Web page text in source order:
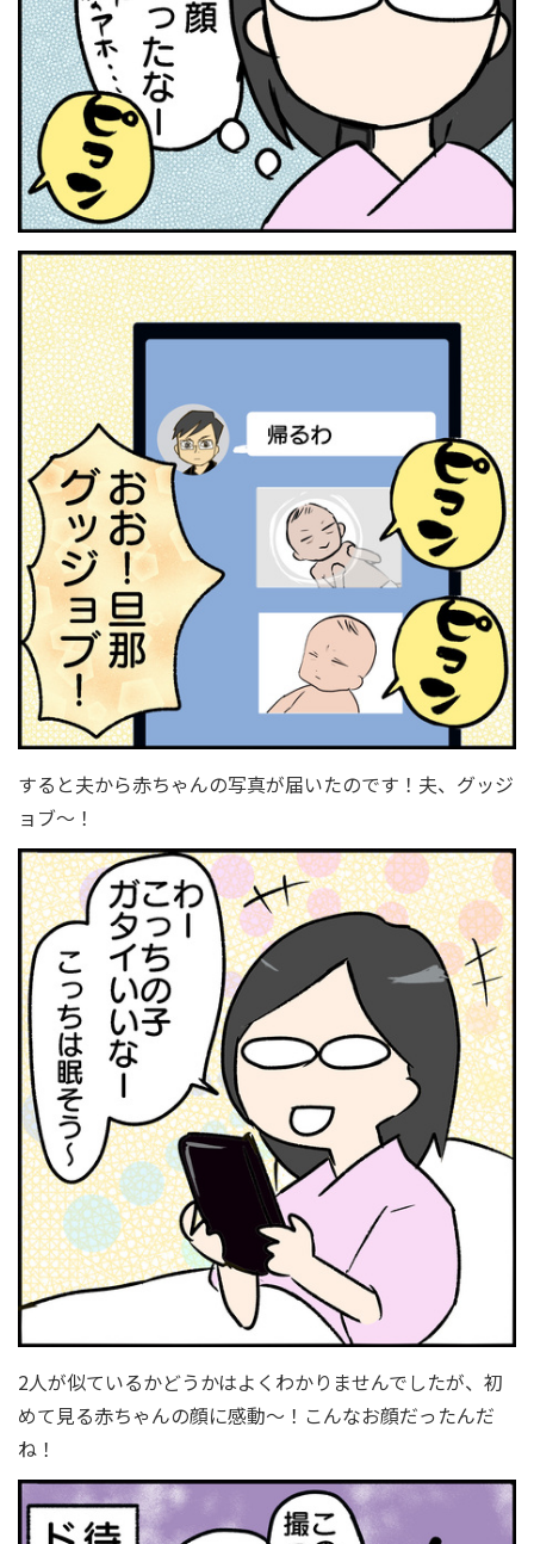
すると夫から赤ちゃんの写真が届いたのです！夫、グッジ
ョブ〜！
2人が似ているかどうかはよくわかりませんでしたが、初
めて見る赤ちゃんの顔に感動〜！こんなお顔だったんだ
ね！